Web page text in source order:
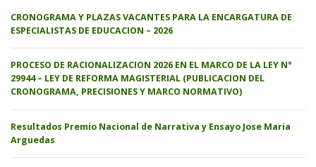
CRONOGRAMA Y PLAZAS VACANTES PARA LA ENCARGATURA DE
ESPECIALISTAS DE EDUCACION – 2026
PROCESO DE RACIONALIZACION 2026 EN EL MARCO DE LA LEY N°
29944 – LEY DE REFORMA MAGISTERIAL (PUBLICACION DEL
CRONOGRAMA, PRECISIONES Y MARCO NORMATIVO)
Resultados Premio Nacional de Narrativa y Ensayo Jose Maria
Arguedas